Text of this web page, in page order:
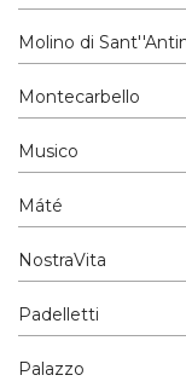
Molino di
Montecarbello
Musico
Máté
NostraVita
Padelletti
Palazzo